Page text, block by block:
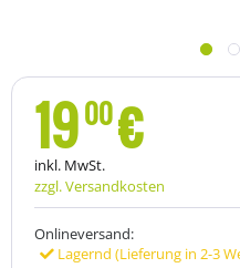
1900€
inkl. MwSt.
zzgl. Versandkosten
Onlineversand:
Lagernd (Lieferung in 2-3